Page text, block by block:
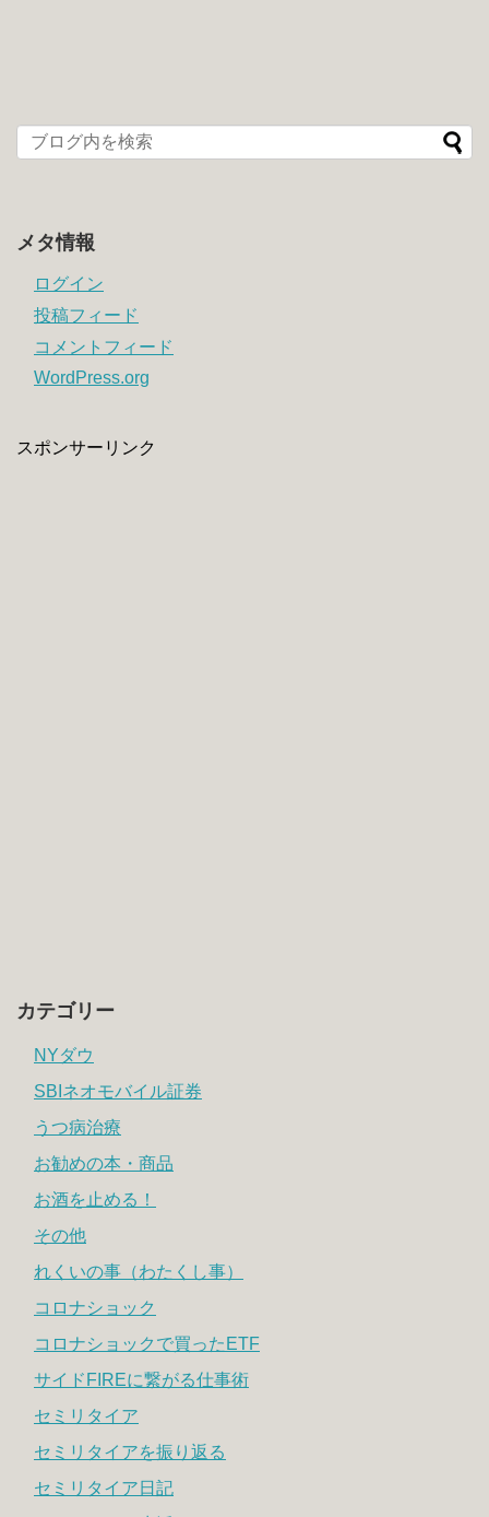
メタ情報
ログイン
投稿フィード
コメントフィード
WordPress.org
スポンサーリンク
カテゴリー
NYダウ
SBIネオモバイル証券
うつ病治療
お勧めの本・商品
お酒を止める！
その他
れくいの事（わたくし事）
コロナショック
コロナショックで買ったETF
サイドFIREに繋がる仕事術
セミリタイア
セミリタイアを振り返る
セミリタイア日記